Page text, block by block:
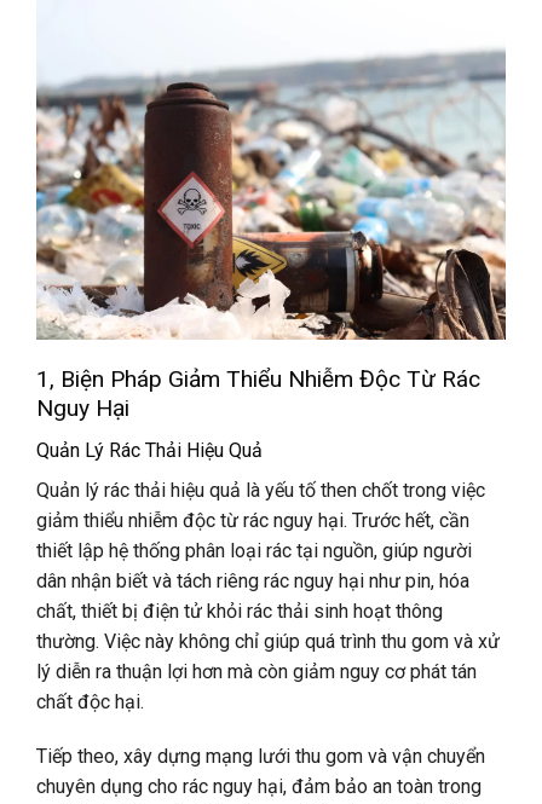
1, Biện Pháp Giảm Thiểu Nhiễm Độc Từ Rác
Nguy Hại
Quản Lý Rác Thải Hiệu Quả
Quản lý rác thải hiệu quả là yếu tố then chốt trong việc
giảm thiểu nhiễm độc từ rác nguy hại. Trước hết, cần
thiết lập hệ thống phân loại rác tại nguồn, giúp người
dân nhận biết và tách riêng rác nguy hại như pin, hóa
chất, thiết bị điện tử khỏi rác thải sinh hoạt thông
thường. Việc này không chỉ giúp quá trình thu gom và xử
lý diễn ra thuận lợi hơn mà còn giảm nguy cơ phát tán
chất độc hại.
Tiếp theo, xây dựng mạng lưới thu gom và vận chuyển
chuyên dụng cho rác nguy hại, đảm bảo an toàn trong